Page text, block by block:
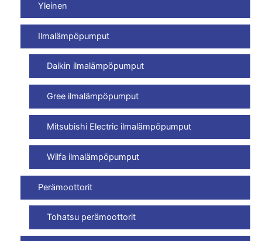
Yleinen
Ilmalämpöpumput
Daikin ilmalämpöpumput
Gree ilmalämpöpumput
Mitsubishi Electric ilmalämpöpumput
Wilfa ilmalämpöpumput
Perämoottorit
Tohatsu perämoottorit